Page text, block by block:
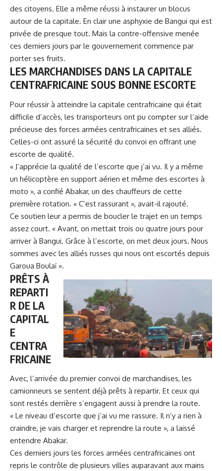
des citoyens. Elle a même réussi à instaurer un blocus
autour de la capitale. En clair une asphyxie de Bangui qui est
privée de presque tout. Mais la contre-offensive menée
ces derniers jours par le gouvernement commence par
porter ses fruits.
LES MARCHANDISES DANS LA CAPITALE
CENTRAFRICAINE SOUS BONNE ESCORTE
Pour réussir à atteindre la capitale centrafricaine qui était
difficile d’accès, les transporteurs ont pu compter sur l’aide
précieuse des forces armées centrafricaines et ses alliés.
Celles-ci ont assuré la sécurité du convoi en offrant une
escorte de qualité.
« J’apprécie la qualité de l’escorte que j’ai vu. Il y a même
un hélicoptère en support aérien et même des escortes à
moto », a confié Abakar, un des chauffeurs de cette
première rotation. « C’est rassurant », avait-il rajouté.
Ce soutien leur a permis de boucler le trajet en un temps
assez court. « Avant, on mettait trois ou quatre jours pour
arriver à Bangui. Grâce à l’escorte, on met deux jours. Nous
sommes avec les alliés russes qui nous ont escortés depuis
Garoua Boulaï».
PRÊTS À
REPARTI
R DE LA
CAPITAL
E
CENTRA
FRICAINE
Avec, l’arrivée du premier convoi de marchandises, les
camionneurs se sentent déjà prêts à repartir. Et ceux qui
sont restés derrière s’engagent aussi à prendre la route.
« Le niveau d’escorte que j’ai vu me rassure. Il n’y a rien à
craindre, je vais charger et reprendre la route », a laissé
entendre Abakar.
Ces derniers jours les forces armées centrafricaines ont
repris le contrôle de plusieurs villes auparavant aux mains